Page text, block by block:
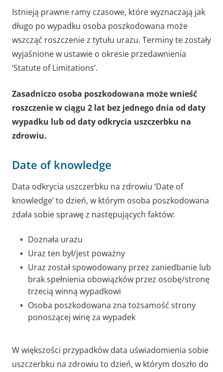
Istnieją prawne ramy czasowe, które wyznaczają jak
długo po wypadku osoba poszkodowana może
wszcząć roszczenie z tytułu urazu. Terminy te zostały
wyjaśnione w ustawie o okresie przedawnienia
‘Statute of Limitations’.
Zasadniczo osoba poszkodowana może wnieść
roszczenie w ciągu 2 lat bez jednego dnia od daty
wypadku lub od daty odkrycia uszczerbku na
zdrowiu.
Date of knowledge
Data odkrycia uszczerbku na zdrowiu ‘Date of
knowledge’ to dzień, w którym osoba poszkodowana
zdała sobie sprawę z następujących faktów:
Doznała urazu
Uraz ten był/jest poważny
Uraz został spowodowany przez zaniedbanie lub
brak spełnienia obowiązków przez osobę/stronę
trzecią winną wypadkowi
Osoba poszkodowana zna tożsamość strony
ponoszącej winę za wypadek
W większości przypadków data uświadomienia sobie
uszczerbku na zdrowiu to dzień, w którym doszło do